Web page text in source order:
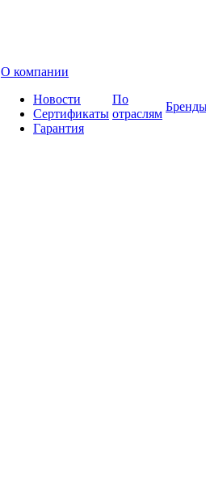
О компании
Новости
Сертификаты
Гарантия
По
отраслям